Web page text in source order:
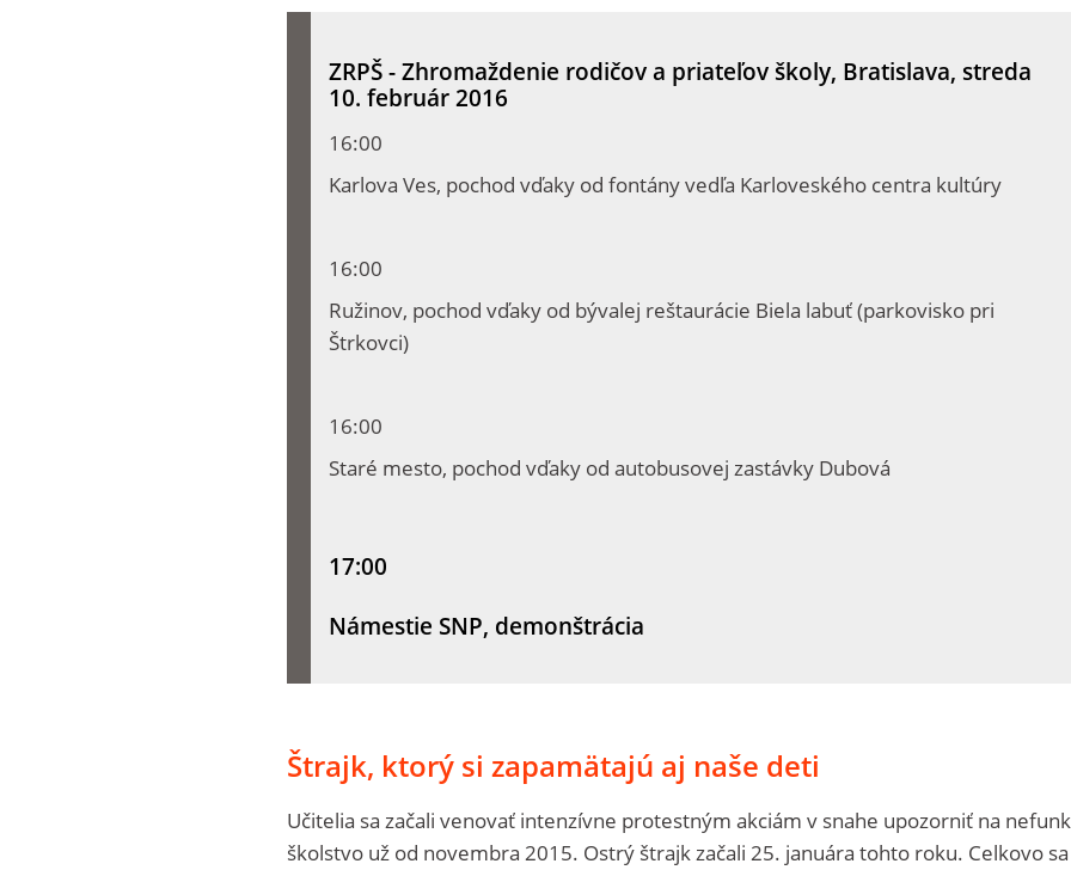
ZRPŠ - Zhromaždenie rodičov a priateľov školy, Bratislava, streda
10. február 2016
16:00
Karlova Ves, pochod vďaky od fontány vedľa Karloveského centra kultúry
16:00
Ružinov, pochod vďaky od bývalej reštaurácie Biela labuť (parkovisko pri
Štrkovci)
16:00
Staré mesto, pochod vďaky od autobusovej zastávky Dubová
17:00
Námestie SNP, demonštrácia
Štrajk, ktorý si zapamätajú aj naše deti
Učitelia sa začali venovať intenzívne protestným akciám v snahe upozorniť na
školstvo už od novembra 2015. Ostrý štrajk začali 25. januára tohto roku. Celkovo sa